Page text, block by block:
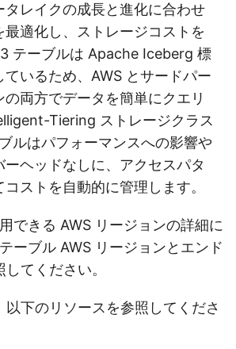
タレイクの成長と進化に合わせ
最適化し、ストレージコストを
テーブルは Apache Iceberg 標
いるため、AWS とサードパー
の両方でデータを簡単にクエリ
Tiering ストレージクラス
ルはパフォーマンスへの影響や
ヘッドなしに、アクセスパタ
ストを自動的に管理します。
できる AWS リージョンの詳細に
ーブル AWS リージョンとエンド
てください。
下のリソースを参照してくださ